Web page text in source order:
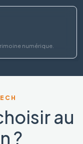
numérique.
au
?